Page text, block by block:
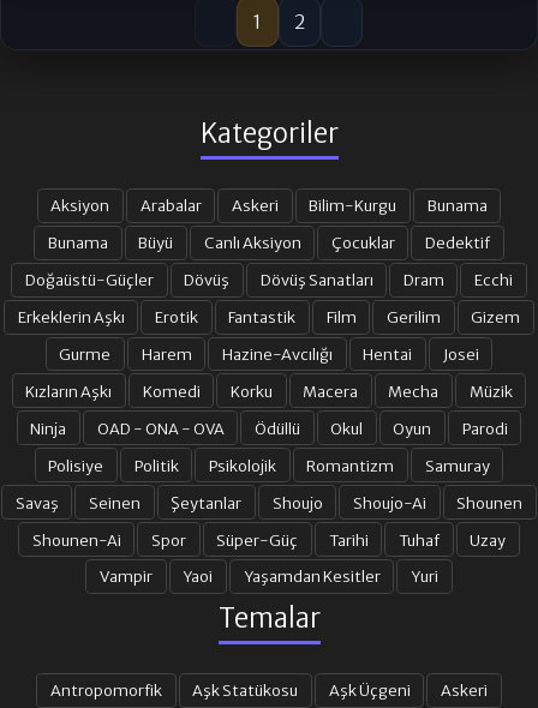
1 2
Kategoriler
Aksiyon Arabalar Askeri Bilim-Kurgu
Bunama
Bunama
Büyü Canlı Aksiyon Çocuklar
Dedektif
Doğaüstü-Güçler
Dövüş Dövüş Sanatları Dram
Ecchi
Erkeklerin Aşkı
Erotik Fantastik Film Gerilim
Gizem
Gurme
Harem Hazine-Avcılığı Hentai
Josei
Kızların Aşkı
Komedi Korku Macera Mecha
Müzik
Ninja
OAD - ONA - OVA Ödüllü Okul Oyun
Parodi
Polisiye
Politik Psikolojik Romantizm
Samuray
Savaş
Seinen Şeytanlar Shoujo Shoujo-Ai
Shounen
Shounen-Ai
Spor Süper-Güç Tarihi Tuhaf
Uzay
Vampir
Yaoi Yaşamdan Kesitler Yuri
Temalar
Antropomorfik Aşk Statükosu Aşk Üçgeni
Askeri